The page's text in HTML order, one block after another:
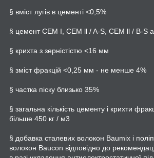
§ вміст лугів в цементі <0,5%
§ цемент CEM I, CEM ll / A-S, CEM ll / B-S
§ крихта з зерністістю <16 мм
§ зміст фракцій <0,25 мм - не менше 4%
§ частка піску близько 35%
§ загальна кількість цементу і крихти
більше 450 кг / м3
§ добавка сталевих волокон Baumix і
волокон Baucon відповідно до